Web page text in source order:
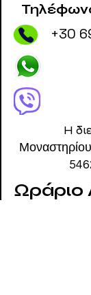
+30
Η
Ωράριο